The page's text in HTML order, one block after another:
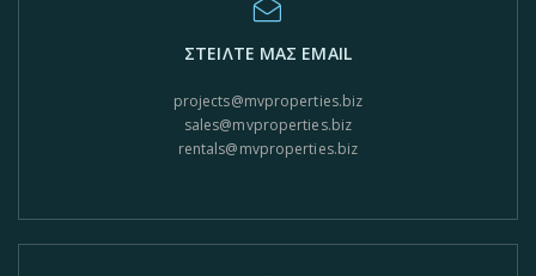
ΣΤΕΙΛΤΕ ΜΑΣ EMAIL
projects@mvproperties.biz
sales@mvproperties.biz
rentals@mvproperties.biz